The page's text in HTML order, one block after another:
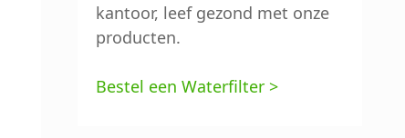
kantoor, leef gezond met onze
producten.
Bestel een Waterfilter >